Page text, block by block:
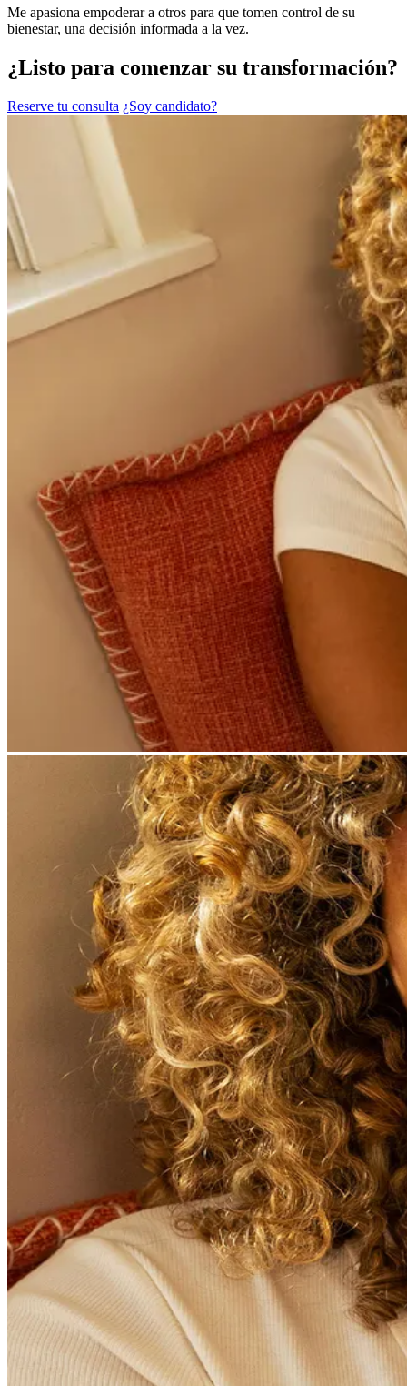
Me apasiona empoderar a otros para que tomen control de su
bienestar, una decisión informada a la vez.
¿Listo para comenzar su transformación?
Reserve tu consulta ¿Soy candidato?